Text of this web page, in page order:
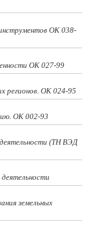
OK 038-
ОК 027-99
регионов. ОК 024-95
ОК 002-93
деятельности (ТН ВЭД
земельных